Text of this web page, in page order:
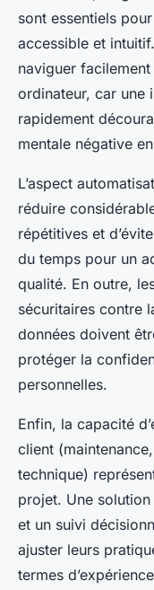
sont essentiels
accessible et
naviguer
ordinateur, car une
rapidement
mentale négative
L’aspect
réduire
répétitives et
du temps pour un
qualité. En outre,
sécuritaires contre
données doivent
protéger la
personnelles.
Enfin, la capacité
client
technique)
projet. Une
et un suivi
ajuster leurs
termes